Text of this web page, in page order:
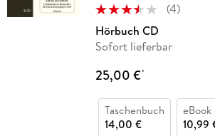
(4)
Hörbuch CD
Sofort lieferbar
25,00 €*
Taschenbuch
14,00 €
eBook
10,99